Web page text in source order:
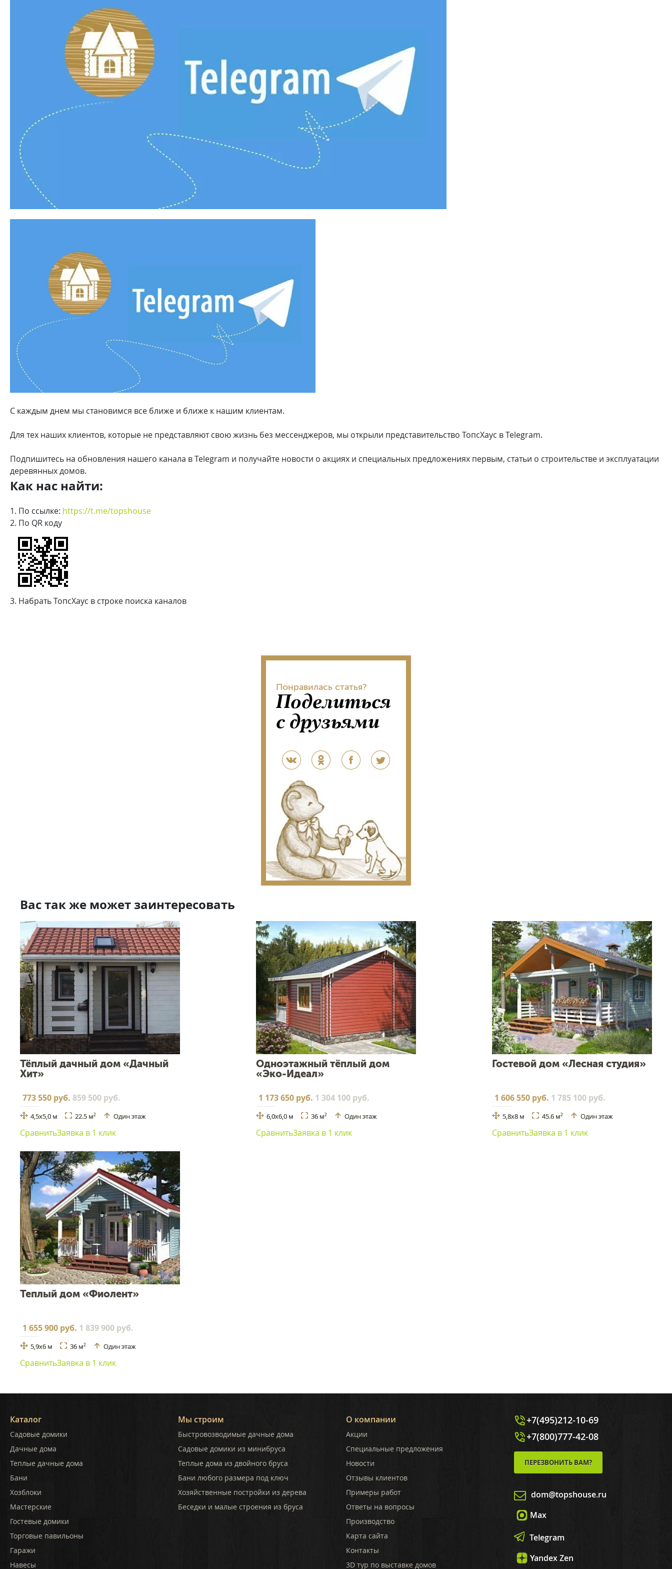
С каждым днем мы становимся все ближе и ближе к нашим клиентам.
Для тех наших клиентов, которые не представляют свою жизнь без мессенджеров, мы открыли представительство ТопсХаус в Telegram.
Подпишитесь на обновления нашего канала в Telegram и получайте новости о акциях и специальных предложениях первым, статьи о строительстве и эксплуатации
деревянных домов.
Как нас найти:
1. По ссылке: https://t.me/topshouse
2. По QR коду
3. Набрать ТопсХаус в строке поиска каналов
Понравилась статья?
Поделиться
с друзьями
Вас так же может заинтересовать
Тёплый дачный дом «Дачный
Хит»
773 550 руб. 859 500 руб.
4,5х5,0 м 22.5 м2 Один этаж
СравнитьЗаявка в 1 клик
Одноэтажный тёплый дом
«Эко-Идеал»
1 173 650 руб. 1 304 100 руб.
6,0х6,0 м 36 м2 Один этаж
СравнитьЗаявка в 1 клик
Гостевой дом «Лесная студия»
1 606 550 руб. 1 785 100 руб.
5,8x8 м 45.6 м2 Один этаж
СравнитьЗаявка в 1 клик
Теплый дом «Фиолент»
1 655 900 руб. 1 839 900 руб.
5,9x6 м 36 м2 Один этаж
СравнитьЗаявка в 1 клик
Каталог
Садовые домики
Дачные дома
Теплые дачные дома
Бани
Хозблоки
Мастерские
Гостевые домики
Торговые павильоны
Гаражи
Навесы
Мы строим
Быстровозводимые дачные дома
Садовые домики из минибруса
Теплые дома из двойного бруса
Бани любого размера под ключ
Хозяйственные постройки из дерева
Беседки и малые строения из бруса
О компании
Акции
Специальные предложения
Новости
Отзывы клиентов
Примеры работ
Ответы на вопросы
Производство
Карта сайта
Контакты
3D тур по выставке домов
+7(495)212-10-69
+7(800)777-42-08
ПЕРЕЗВОНИТЬ ВАМ?
dom@topshouse.ru
Max
Telegram
Yandex Zen